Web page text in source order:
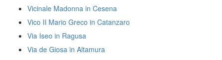
Vicinale Madonna in Cesena
Vico II Mario Greco in Catanzaro
Via Iseo in Ragusa
Via de Giosa in Altamura